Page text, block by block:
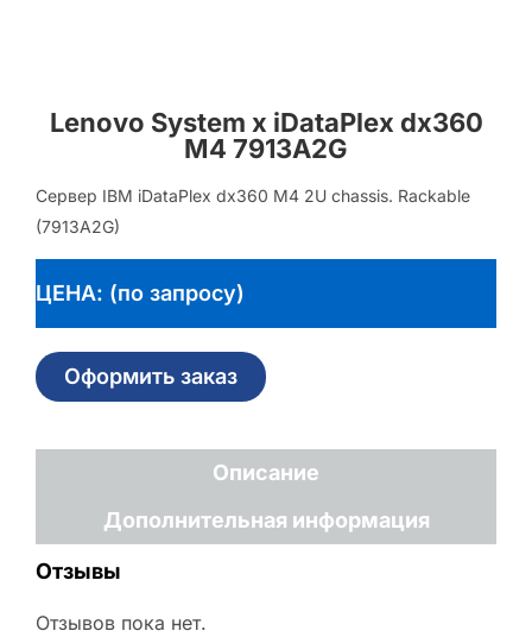
Lenovo System x iDataPlex dx360
M4 7913A2G
Сервер IBM iDataPlex dx360 M4 2U chassis. Rackable
(7913A2G)
ЦЕНА: (по запросу)
Оформить заказ
Описание
Дополнительная информация
Отзывы
Отзывов пока нет.